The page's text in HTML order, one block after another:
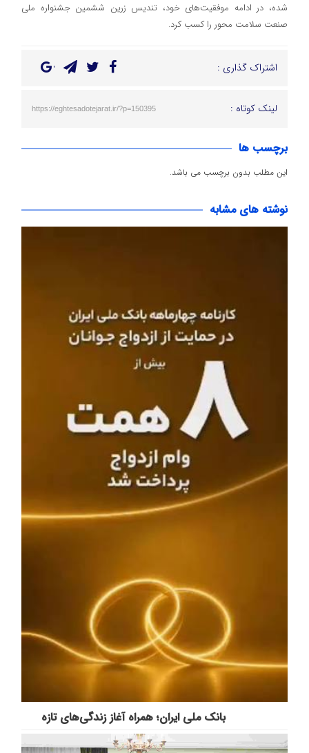
شده، در ادامه موفقیت‌های خود، تندیس زرین ششمین جشنواره ملی
صنعت سلامت محور را کسب کرد.
اشتراک گذاری :
لینک کوتاه : https://eghtesadotejarat.ir/?p=150395
برچسب ها
این مطلب بدون برچسب می باشد.
نوشته های مشابه
بانک ملی ایران؛ همراه آغاز زندگی‌های تازه